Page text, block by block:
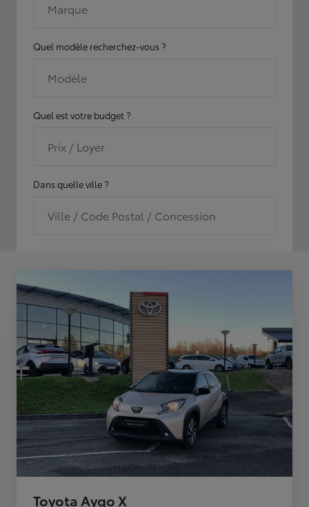
Marque
Quel modèle recherchez-vous ?
Modèle
Quel est votre budget ?
Prix / Loyer
Dans quelle ville ?
Ville / Code Postal / Concession
Toyota Aygo X